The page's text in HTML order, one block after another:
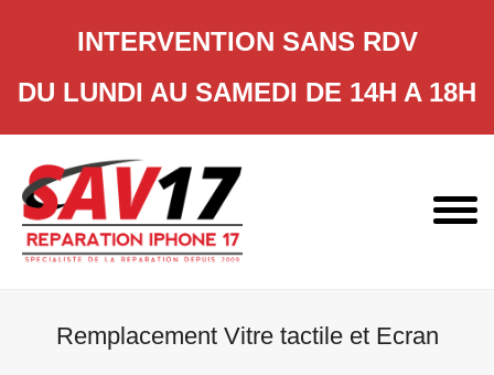
INTERVENTION SANS RDV
DU LUNDI AU SAMEDI DE 14H A 18H
content
Remplacement Vitre tactile et Ecran